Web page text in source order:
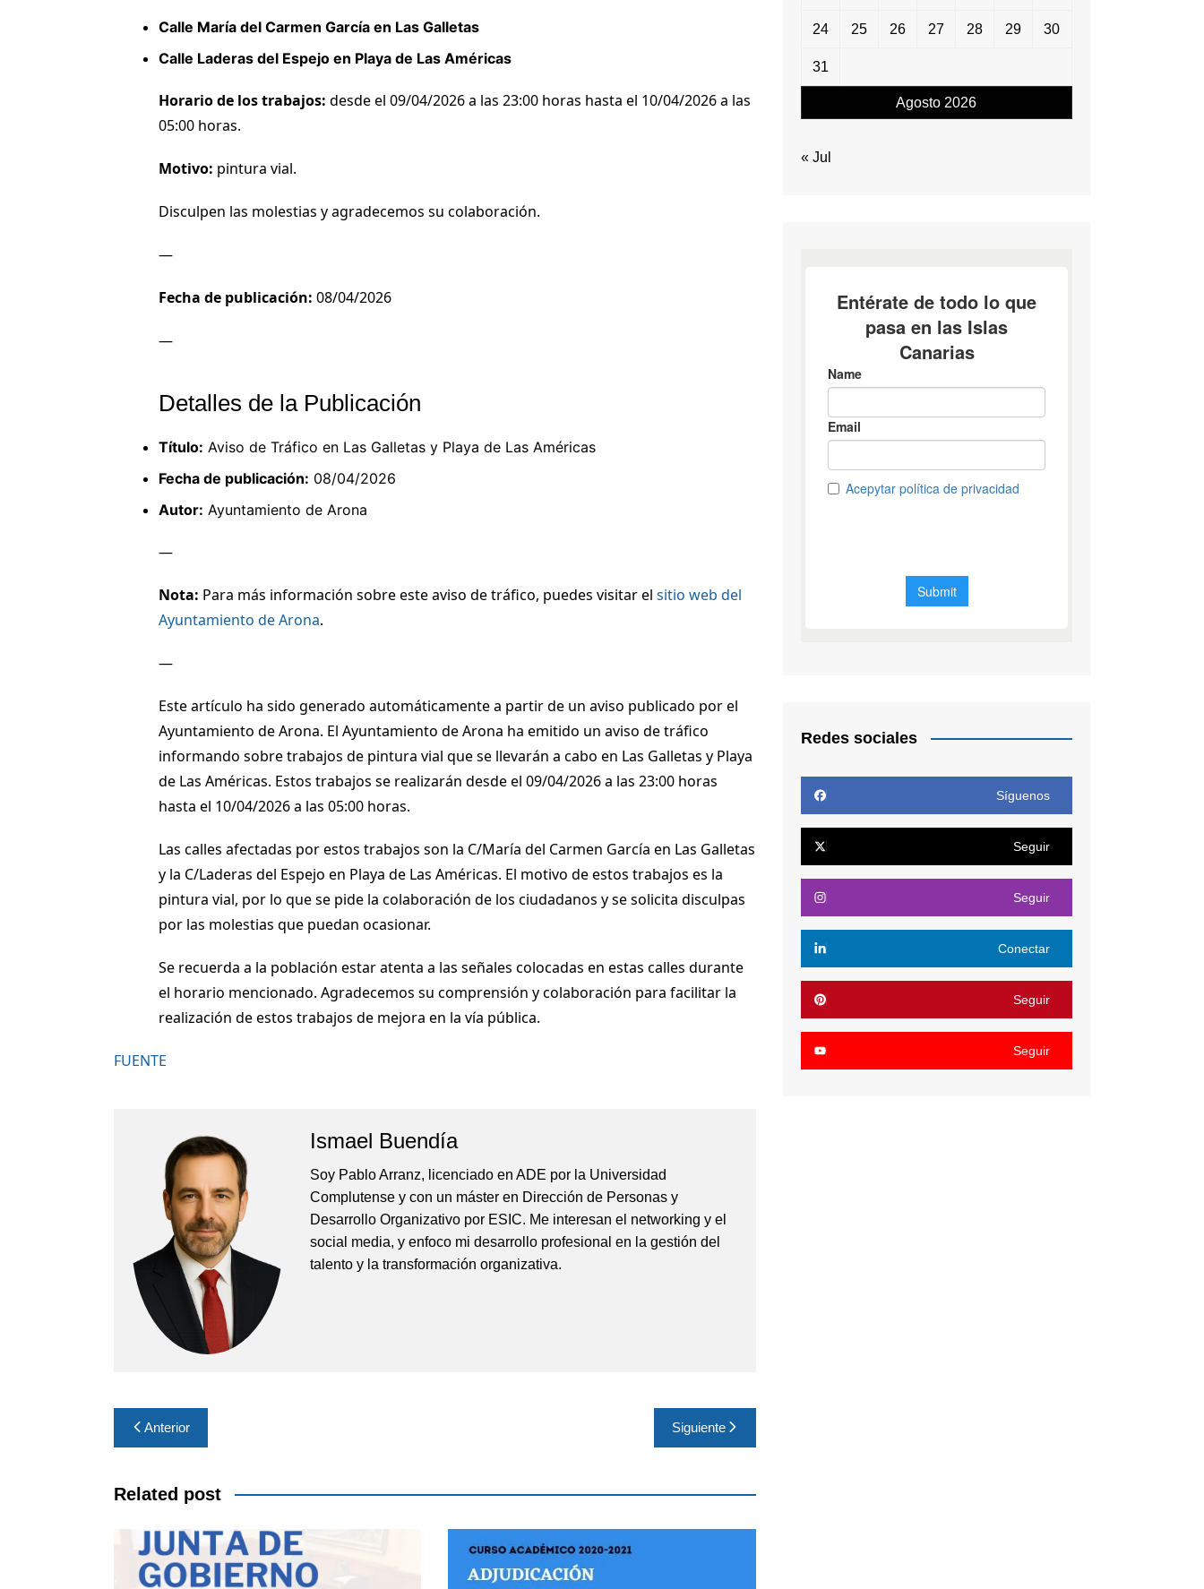
Calle María del Carmen García en Las Galletas
Calle Laderas del Espejo en Playa de Las Américas
Horario de los trabajos: desde el 09/04/2026 a las 23:00 horas hasta el 10/04/2026 a las
05:00 horas.
Motivo: pintura vial.
Disculpen las molestias y agradecemos su colaboración.
—
Fecha de publicación: 08/04/2026
—
Detalles de la Publicación
Título: Aviso de Tráfico en Las Galletas y Playa de Las Américas
Fecha de publicación: 08/04/2026
Autor: Ayuntamiento de Arona
—
Nota: Para más información sobre este aviso de tráfico, puedes visitar el sitio web del
Ayuntamiento de Arona.
—
Este artículo ha sido generado automáticamente a partir de un aviso publicado por el
Ayuntamiento de Arona. El Ayuntamiento de Arona ha emitido un aviso de tráfico
informando sobre trabajos de pintura vial que se llevarán a cabo en Las Galletas y Playa
de Las Américas. Estos trabajos se realizarán desde el 09/04/2026 a las 23:00 horas
hasta el 10/04/2026 a las 05:00 horas.
Las calles afectadas por estos trabajos son la C/María del Carmen García en Las Galletas
y la C/Laderas del Espejo en Playa de Las Américas. El motivo de estos trabajos es la
pintura vial, por lo que se pide la colaboración de los ciudadanos y se solicita disculpas
por las molestias que puedan ocasionar.
Se recuerda a la población estar atenta a las señales colocadas en estas calles durante
el horario mencionado. Agradecemos su comprensión y colaboración para facilitar la
realización de estos trabajos de mejora en la vía pública.
FUENTE
Ismael Buendía
Soy Pablo Arranz, licenciado en ADE por la Universidad
Complutense y con un máster en Dirección de Personas y
Desarrollo Organizativo por ESIC. Me interesan el networking y el
social media, y enfoco mi desarrollo profesional en la gestión del
talento y la transformación organizativa.
Navegación
de
entradas
Anterior Siguiente
Related post
Agosto 2026
24 25 26 27 28 29 30
31
« Jul
Redes sociales
Síguenos
Seguir
Seguir
Conectar
Seguir
Seguir